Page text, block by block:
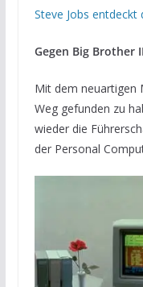
Steve Jobs
Gegen Big Brother
Mit dem neuartigen
Weg gefunden zu
wieder die
der Personal